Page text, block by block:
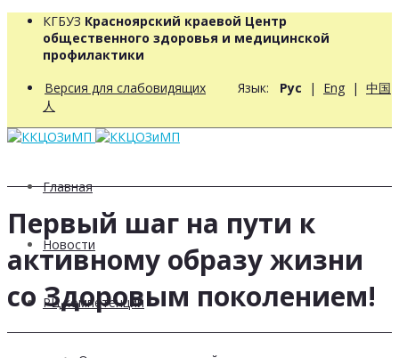
КГБУЗ Красноярский краевой Центр
общественного здоровья и медицинской
профилактики
Версия для слабовидящих Язык: Рус | Eng | 中国
人
Главная
Новости
РЦ компетенций
Первый шаг на пути к
активному образу жизни
со Здоровым поколением!